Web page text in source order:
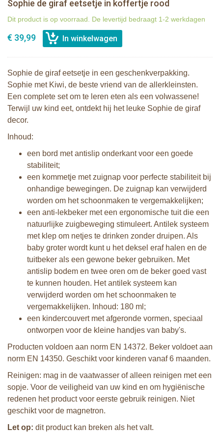
Sophie de giraf eetsetje in koffertje rood
Dit product is op voorraad. De levertijd bedraagt 1-2 werkdagen
€ 39,99
Sophie de giraf eetsetje in een geschenkverpakking.
Sophie met Kiwi, de beste vriend van de allerkleinsten.
Een complete set om te leren eten als een volwassene!
Terwijl uw kind eet, ontdekt hij het leuke Sophie de giraf
decor.
Inhoud:
een bord met antislip onderkant voor een goede
stabiliteit;
een kommetje met zuignap voor perfecte stabiliteit bij
onhandige bewegingen. De zuignap kan verwijderd
worden om het schoonmaken te vergemakkelijken;
een anti-lekbeker met een ergonomische tuit die een
natuurlijke zuigbeweging stimuleert. Antilek systeem
met klep om netjes te drinken zonder druipen. Als
baby groter wordt kunt u het deksel eraf halen en de
tuitbeker als een gewone beker gebruiken. Met
antislip bodem en twee oren om de beker goed vast
te kunnen houden. Het antilek systeem kan
verwijderd worden om het schoonmaken te
vergemakkelijken. Inhoud: 180 ml;
een kindercouvert met afgeronde vormen, speciaal
ontworpen voor de kleine handjes van baby's.
Producten voldoen aan norm EN 14372. Beker voldoet aan
norm EN 14350. Geschikt voor kinderen vanaf 6 maanden.
Reinigen: mag in de vaatwasser of alleen reinigen met een
sopje. Voor de veiligheid van uw kind en om hygiënische
redenen het product voor eerste gebruik reinigen. Niet
geschikt voor de magnetron.
Let op: dit product kan breken als het valt.